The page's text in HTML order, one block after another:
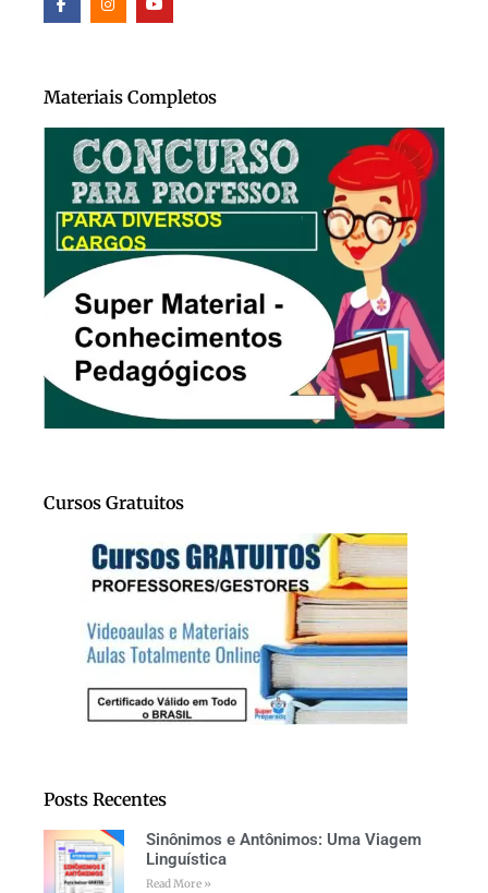
Materiais Completos
Cursos Gratuitos
Posts Recentes
Sinônimos e Antônimos: Uma Viagem
Linguística
Read More »